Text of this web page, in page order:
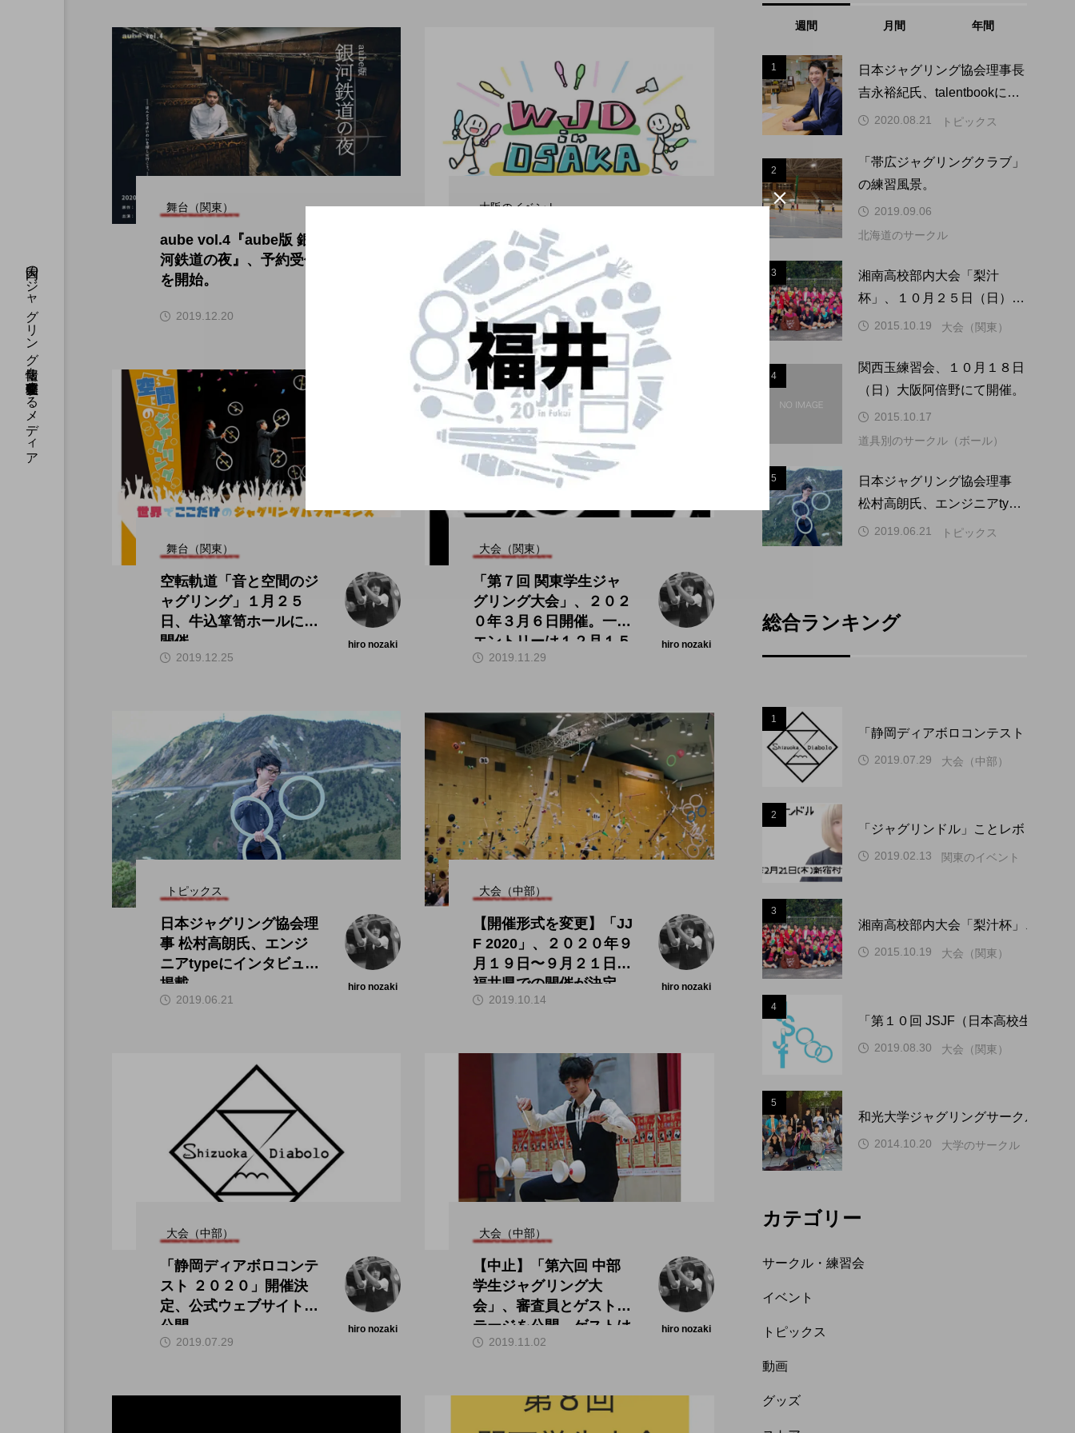
国内のジャグリング情報を収集・整理・発信するメディア
舞台（関東）
aube vol.4『aube版 銀
河鉄道の夜』、予約受付
を開始。
2019.12.20
大阪のイベント
現地開催の復活。「WJ
D in OSAKA 2022」、
事前予約制にて開催。
2022.06.15
舞台（関東）
空転軌道「音と空間のジ
ャグリング」１月２５
日、牛込箪笥ホールにて
開催。
hiro nozaki
2019.12.25
大会（関東）
「第７回 関東学生ジャ
グリング大会」、２０２
０年３月６日開催。一次
エントリーは１２月１５
日から。
hiro nozaki
2019.11.29
トピックス
日本ジャグリング協会理
事 松村高朗氏、エンジ
ニアtypeにインタビュー
掲載。
hiro nozaki
2019.06.21
大会（中部）
【開催形式を変更】「JJ
F 2020」、２０２０年９
月１９日〜９月２１日、
福井県での開催が決定。
hiro nozaki
2019.10.14
大会（中部）
「静岡ディアボロコンテ
スト ２０２０」開催決
定、公式ウェブサイトが
公開。
hiro nozaki
2019.07.29
大会（中部）
【中止】「第六回 中部
学生ジャグリング大
会」、審査員とゲストス
テージを公開。ゲストは
田多加津輝氏。
hiro nozaki
2019.11.02
週間 月間 年間
1
日本ジャグリング協会理事長
吉永裕紀氏、talentbookにイ
ンタビュー掲載。
2020.08.21 トピックス
2
「帯広ジャグリングクラブ」
の練習風景。
2019.09.06
北海道のサークル
3
湘南高校部内大会「梨汁
杯」、１０月２５日（日）に
開催。
2015.10.19 大会（関東）
4
関西玉練習会、１０月１８日
（日）大阪阿倍野にて開催。
2015.10.17
道具別のサークル（ボール）
5
日本ジャグリング協会理事
松村高朗氏、エンジニアtype
にインタビュー掲載。
2019.06.21 トピックス
総合ランキング
1
「静岡ディアボロコンテスト ２０
2019.07.29 大会（中部）
2
「ジャグリンドル」ことレボリュー
2019.02.13 関東のイベント
3
湘南高校部内大会「梨汁杯」、１０
2015.10.19 大会（関東）
4
「第１０回 JSJF（日本高校生ジャ
2019.08.30 大会（関東）
5
和光大学ジャグリングサークル WAP
2014.10.20 大学のサークル（関東）
カテゴリー
サークル・練習会
イベント
トピックス
動画
グッズ
